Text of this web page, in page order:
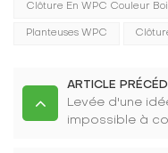
Clôture En WPC Couleur
Planteuses WPC
ARTICLE
Levée d'une
impossible à